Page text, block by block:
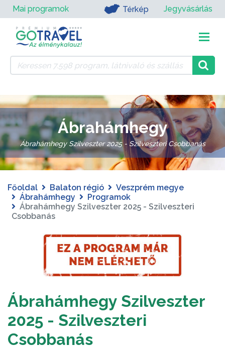
Mai programok Térkép Jegyvásárlás
Ábrahámhegy
Ábrahámhegy Szilveszter 2025 - Szilveszteri Csobbanás
Főoldal Balaton régió
Veszprém megye
Ábrahámhegy
Programok
Ábrahámhegy Szilveszter 2025 - Szilveszteri
Csobbanás
Ábrahámhegy Szilveszter
2025 - Szilveszteri
Csobbanás